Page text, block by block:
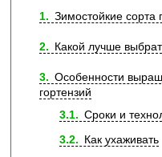
1 Зимостойкие сорта
2 Какой лучше
3
Особенности
гортензий
3.1
Сроки и
3.2
Как ухаживать